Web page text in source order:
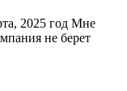
2025 год Мне
не берет